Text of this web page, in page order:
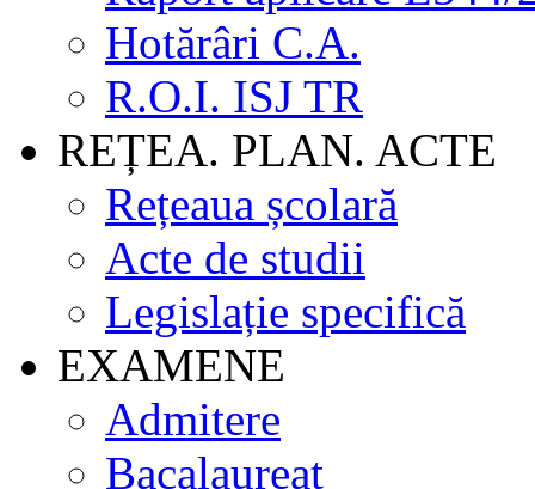
Hotărâri C.A.
R.O.I. ISJ TR
REȚEA. PLAN. ACTE
Rețeaua școlară
Acte de studii
Legislație specifică
EXAMENE
Admitere
Bacalaureat